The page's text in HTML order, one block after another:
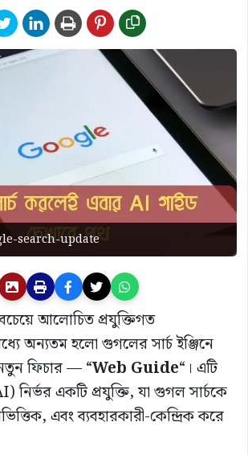
search-update
আলোচিত প্রযুক্তিগত
অন্যতম হলো গুগলের সার্চ ইঞ্জিনে
ফিচার — “Web Guide“। এটি
নির্ভর একটি প্রযুক্তি, যা গুগল সার্চকে
এবং ব্যবহারকারী-কেন্দ্রিক করে